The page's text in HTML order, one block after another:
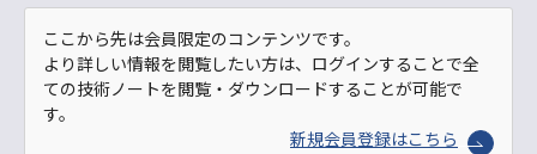
ここから先は会員限定のコンテンツです。
より詳しい情報を閲覧したい方は、ログインすることで全
ての技術ノートを閲覧・ダウンロードすることが可能で
す。
新規会員登録はこちら